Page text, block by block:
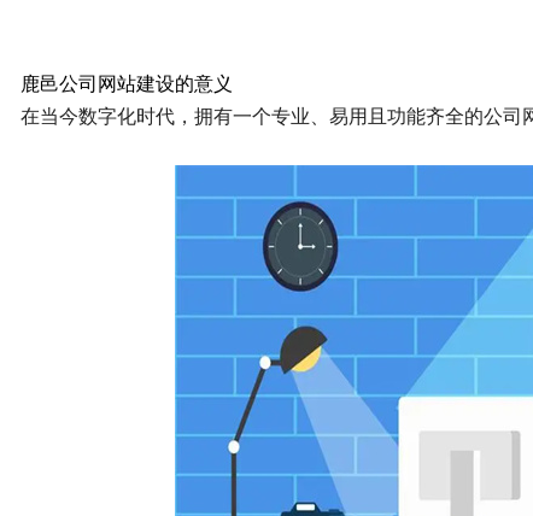
鹿邑公司网站建设的意义
在当今数字化时代，拥有一个专业、易用且功能齐全的公司